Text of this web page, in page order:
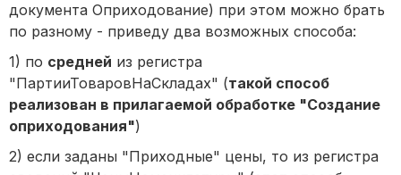
документа Оприходование) при этом можно брать
по разному - приведу два возможных способа:
1) по средней из регистра
"ПартииТоваровНаСкладах" (такой способ
реализован в прилагаемой обработке "Создание
оприходования")
2) если заданы "Приходные" цены, то из регистра